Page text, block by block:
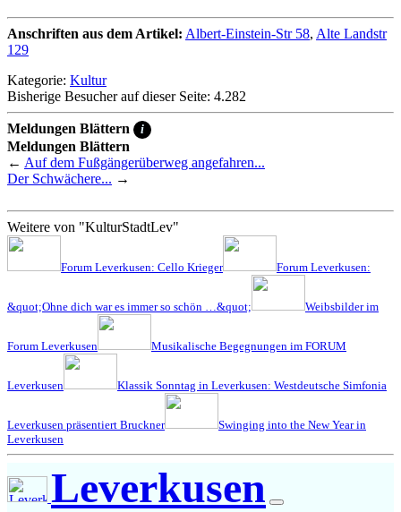
Anschriften aus dem Artikel: Albert-Einstein-Str 58, Alte Landstr
129
Kategorie: Kultur
Bisherige Besucher auf dieser Seite: 4.282
Meldungen Blättern i
Meldungen Blättern
← Auf dem Fußgängerüberweg angefahren...
Der Schwächere... →
Weitere von "KulturStadtLev"
Forum Leverkusen: Cello Krieger Forum Leverkusen:
&quot;Ohne dich war es immer so schön …&quot; Weibsbilder im
Forum Leverkusen Musikalische Begegnungen im FORUM
Leverkusen Klassik Sonntag in Leverkusen: Westdeutsche Simfonia
Leverkusen präsentiert Bruckner
Swinging into the New Year in
Leverkusen
Leverkusen